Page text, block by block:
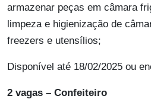
armazenar peças em câmara
limpeza e higienização de
freezers e utensílios;
Disponível até 18/02/2025 ou
2 vagas – Confeiteiro